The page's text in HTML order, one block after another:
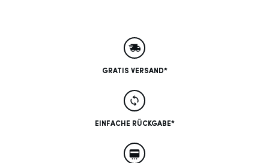
GRATIS VERSAND*
EINFACHE RÜCKGABE*